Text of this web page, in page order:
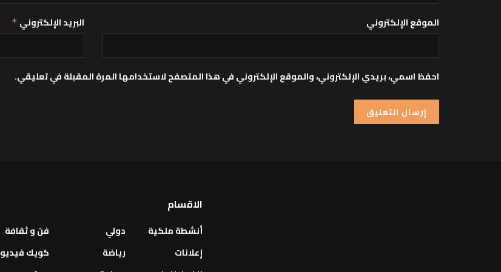
البريد الإلكتروني * الموقع الإلكتروني
احفظ اسمي، بريدي الإلكتروني، والموقع الإلكتروني في هذا المتصفح لاستخدامها المرة المقبلة في تعليقي.
الاقسام
أنشطة ملكية
إعلانات
دولي
رياضة
فن و ثقافة
كويك فيديو